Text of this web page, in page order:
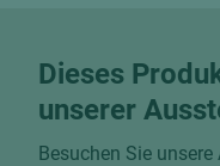
Dieses
unserer
Besuchen Sie